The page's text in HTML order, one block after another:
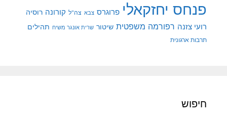
פנחס יחזקאלי פרוגרס צבא צה"ל קורונה רוסיה
רועי צזנה רפורמה משפטית שיטור שרית אונגר משיח תהילים
תרבות ארגונית
חיפוש